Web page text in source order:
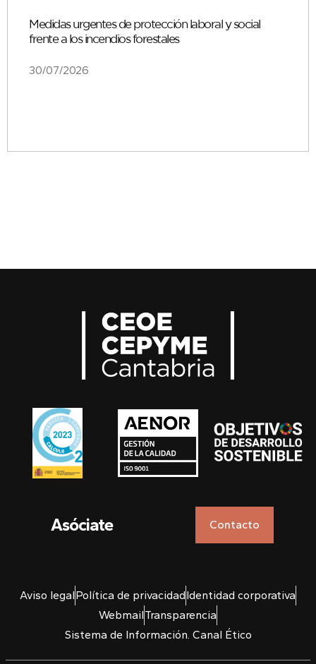
Medidas urgentes de protección laboral y social
frente a los incendios forestales
30/07/2026
Asóciate Contacto
Aviso legalPolítica de privacidadIdentidad corporativa
WebmailTransparencia
Sistema de Información. Canal Ético